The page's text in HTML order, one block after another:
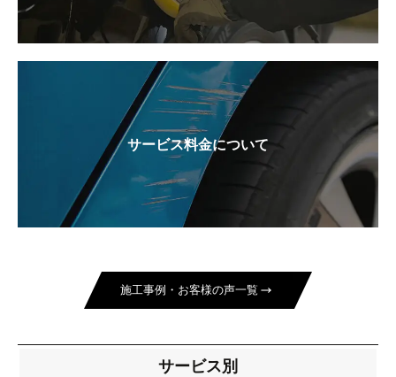
サービス料金について
施工事例・お客様の声一覧
サービス別